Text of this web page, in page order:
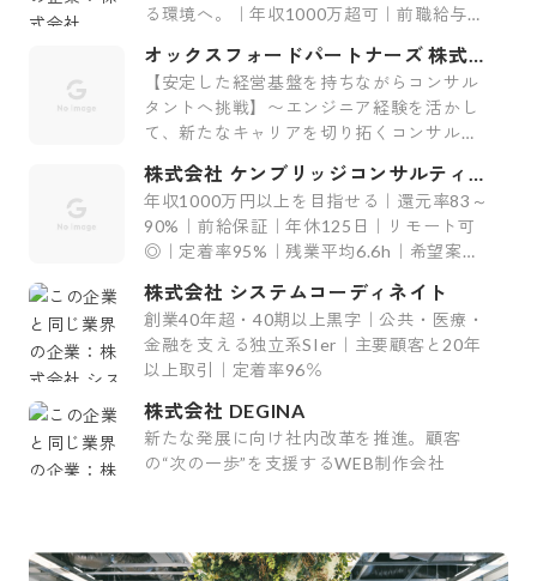
る環境へ。｜年収1000万超可｜前職給与保
オックスフォードパートナーズ 株式会
社
【安定した経営基盤を持ちながらコンサル
タントへ挑戦】〜エンジニア経験を活かし
て、新たなキャリアを切り拓くコンサルテ
株式会社 ケンブリッジコンサルティン
グ
年収1000万円以上を目指せる｜還元率83～
90%｜前給保証｜年休125日｜リモート可
◎｜定着率95%｜残業平均6.6h｜希望案件
株式会社 システムコーディネイト
創業40年超・40期以上黒字｜公共・医療・
金融を支える独立系SIer｜主要顧客と20年
以上取引｜定着率96％
株式会社 DEGINA
新たな発展に向け社内改革を推進。顧客
の“次の一歩”を支援するWEB制作会社